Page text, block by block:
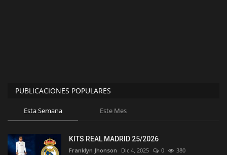
PUBLICACIONES POPULARES
Esta Semana Este Mes
KITS REAL MADRID 25/2026
Franklyn Jhonson Dic 4, 2025 0 380